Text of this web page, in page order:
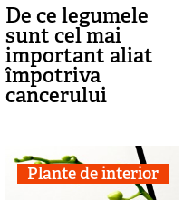
De ce legumele
sunt cel mai
important aliat
împotriva
cancerului
Plante de interior